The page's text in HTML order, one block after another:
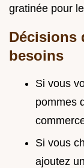
gratinée pour
Décisions
besoins
Si vous
pommes
Si vous
ajoutez